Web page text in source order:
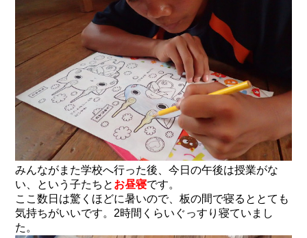
みんながまた学校へ行った後、今日の午後は授業がな
い、という子たちと お昼寝です。
ここ数日は驚くほどに暑いので、板の間で寝るととても
気持ちがいいです。2時間くらいぐっすり寝ていまし
た。